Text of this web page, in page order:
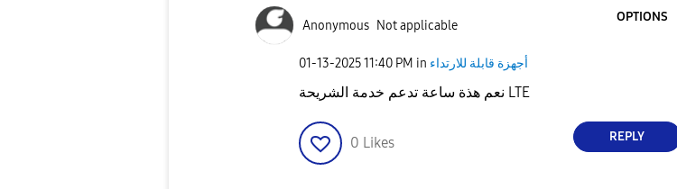
Anonymous Not applicable
OPTIONS
‎01-13-202511:40 PM in أجهزة قابلة للارتداء
نعم هذة ساعة تدعم خدمة الشريحة LTE
0 Likes REPLY